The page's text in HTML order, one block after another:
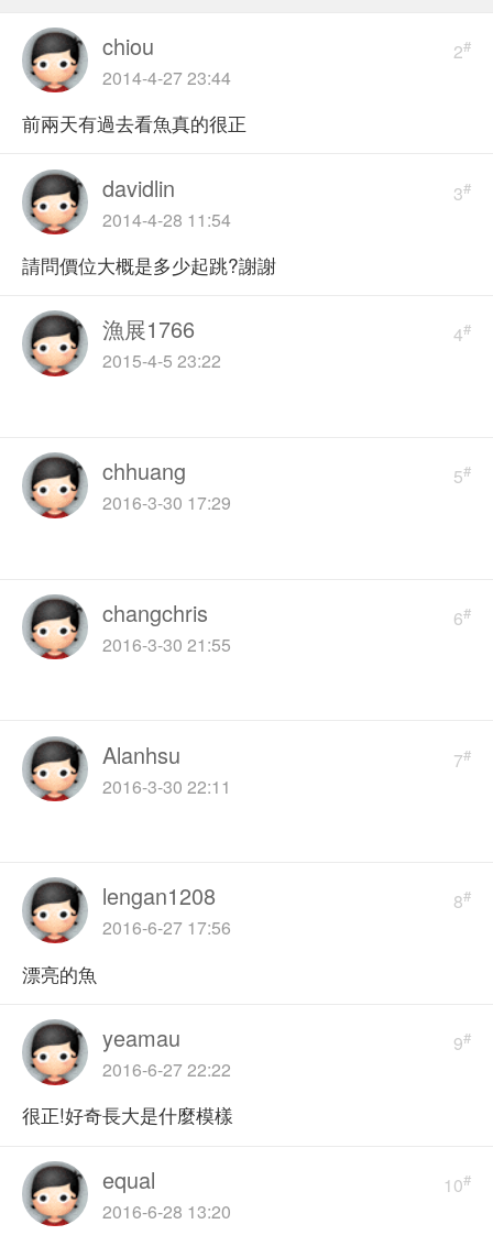
2#
chiou
2014-4-27 23:44
前兩天有過去看魚真的很正
3#
davidlin
2014-4-28 11:54
請問價位大概是多少起跳?謝謝
4#
漁展1766
2015-4-5 23:22
5#
chhuang
2016-3-30 17:29
6#
changchris
2016-3-30 21:55
7#
Alanhsu
2016-3-30 22:11
8#
lengan1208
2016-6-27 17:56
漂亮的魚
9#
yeamau
2016-6-27 22:22
很正!好奇長大是什麼模樣
10#
equal
2016-6-28 13:20